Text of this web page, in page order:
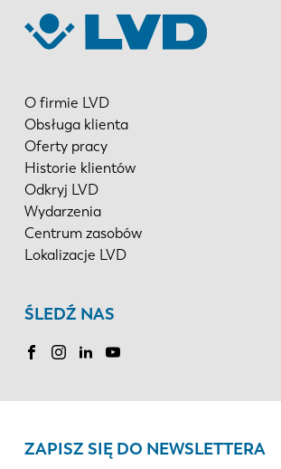
O firmie LVD
Obsługa klienta
Oferty pracy
Historie klientów
Odkryj LVD
Wydarzenia
Centrum zasobów
Lokalizacje LVD
ŚLEDŹ NAS
ZAPISZ SIĘ DO NEWSLETTERA